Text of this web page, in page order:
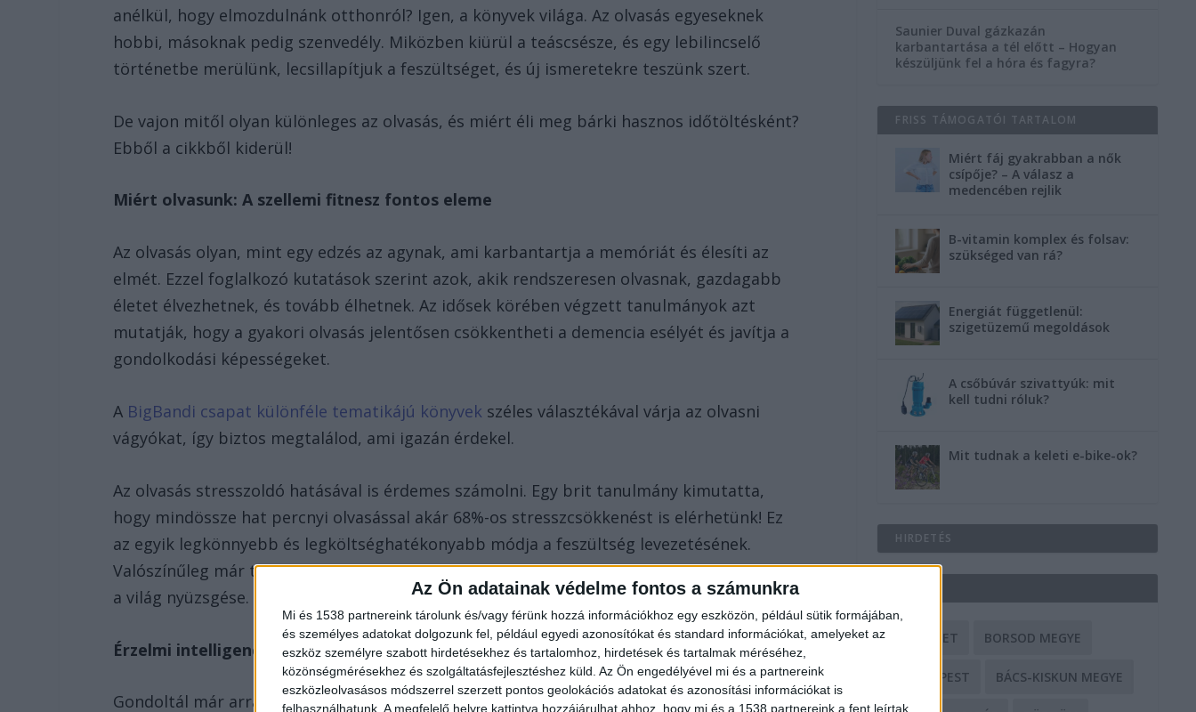
Az Ön adatainak védelme fontos a számunkra
Mi és 1538 partnereink tárolunk és/vagy férünk hozzá információkhoz egy eszközön, például sütik formájában,
és személyes adatokat dolgozunk fel, például egyedi azonosítókat és standard információkat, amelyeket az
eszköz személyre szabott hirdetésekhez és tartalomhoz, hirdetések és tartalmak méréséhez,
közönségmérésekhez és szolgáltatásfejlesztéshez küld. Az Ön engedélyével mi és a partnereink
eszközleolvasásos módszerrel szerzett pontos geolokációs adatokat és azonosítási információkat is
felhasználhatunk. A megfelelő helyre kattintva hozzájárulhat ahhoz, hogy mi és a 1538 partnereink a fent leírtak
anélkül, hogy elmozdulnánk otthonról? Igen, a könyvek világa. Az olvasás egyeseknek
hobbi, másoknak pedig szenvedély. Miközben kiürül a teáscsésze, és egy lebilincselő
történetbe merülünk, lecsillapítjuk a feszültséget, és új ismeretekre teszünk szert.
De vajon mitől olyan különleges az olvasás, és miért éli meg bárki hasznos időtöltésként?
Ebből a cikkből kiderül!
Miért olvasunk: A szellemi fitnesz fontos eleme
Az olvasás olyan, mint egy edzés az agynak, ami karbantartja a memóriát és élesíti az
elmét. Ezzel foglalkozó kutatások szerint azok, akik rendszeresen olvasnak, gazdagabb
életet élvezhetnek, és tovább élhetnek. Az idősek körében végzett tanulmányok azt
mutatják, hogy a gyakori olvasás jelentősen csökkentheti a demencia esélyét és javítja a
gondolkodási képességeket.
A BigBandi csapat különféle tematikájú könyvek széles választékával várja az olvasni
vágyókat, így biztos megtalálod, ami igazán érdekel.
Az olvasás stresszoldó hatásával is érdemes számolni. Egy brit tanulmány kimutatta,
hogy mindössze hat percnyi olvasással akár 68%-os stresszcsökkenést is elérhetünk! Ez
az egyik legkönnyebb és legköltséghatékonyabb módja a feszültség levezetésének.
Valószínűleg már te is észrevetted, hogy könyvvel a kezedben pillanatok alatt megszűnik
a világ nyüzsgése.
Érzelmi intelligencia az olvasás segítségével
Gondoltál már arra, mennyire megérted mások érzéseit, gondolatait? A különböző
Saunier Duval gázkazán
karbantartása a tél előtt – Hogyan
készüljünk fel a hóra és fagyra?
FRISS TÁMOGATÓI TARTALOM
Miért fáj gyakrabban a nők
csípője? – A válasz a
medencében rejlik
B-vitamin komplex és folsav:
szükséged van rá?
Energiát függetlenül:
szigetüzemű megoldások
A csőbúvár szivattyúk: mit
kell tudni róluk?
Mit tudnak a keleti e-bike-ok?
HIRDETÉS
BALESET BORSOD MEGYE
BUDAPEST BÁCS-KISKUN MEGYE